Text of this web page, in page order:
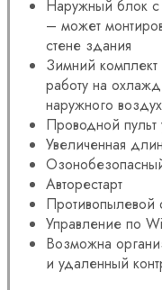
Наружный блок
– может
стене здания
Зимний комплект
работу на
наружного
Проводной пульт
Увеличенная
Авторестарт
Противопылевой
Управление по
Возможна
и удаленный